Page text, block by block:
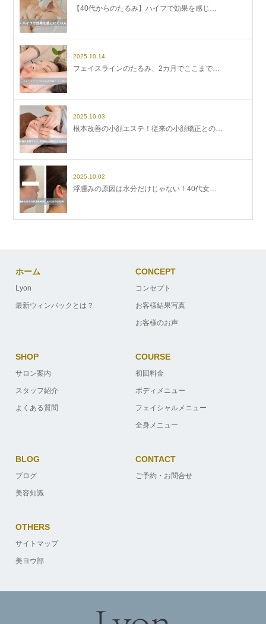
【40代からのたるみ】ハイフで効果を感じ…
2025.10.14
フェイスラインのたるみ、2カ月でここまで…
2025.10.03
根本改善の小顔エステ！従来の小顔矯正との…
2025.10.02
浮腫みの原因は水分だけじゃない！40代女…
ホーム
Lyon
最新ウィンバックとは？
CONCEPT
コンセプト
お客様結果写真
お客様のお声
SHOP
サロン案内
スタッフ紹介
よくある質問
COURSE
初回料金
ボディメニュー
フェイシャルメニュー
全身メニュー
BLOG
ブログ
美容知識
CONTACT
ご予約・お問合せ
OTHERS
サイトマップ
美ヨウ部